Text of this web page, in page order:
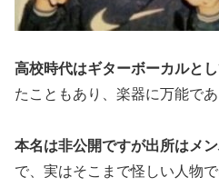
高校時代はギターボーカルと
たこともあり、楽器に万能で
本名は非公開ですが出所はメ
で、実はそこまで怪しい人物で